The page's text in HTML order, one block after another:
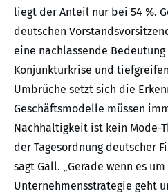
liegt der Anteil nur bei 54 %.
deutschen
eine nachlassende Bedeutung
Konjunkturkrise und
Umbrüche setzt sich die
Geschäftsmodelle müssen
Nachhaltigkeit ist kein Mode-
der Tagesordnung deutscher
sagt Gall. „Gerade wenn es
Unternehmensstrategie geht